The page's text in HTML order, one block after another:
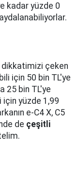
kadar yüzde 0
dikkatimizi çeken
için 50 bin TL'ye
25 bin TL'ye
için yüzde 1,99
e-C4 X​, C5
de çeşitli